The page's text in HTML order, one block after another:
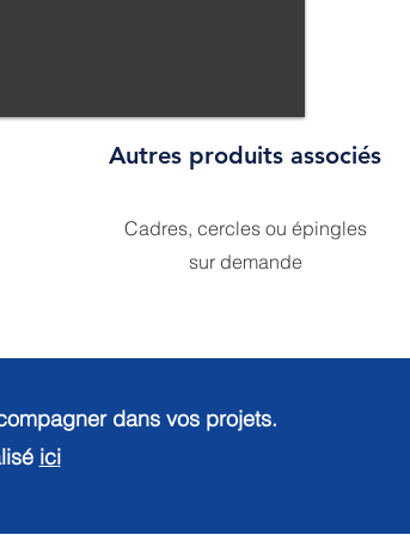
Autres produits associés
Cadres, cercles ou épingles
sur demande
dans vos projets.
ici